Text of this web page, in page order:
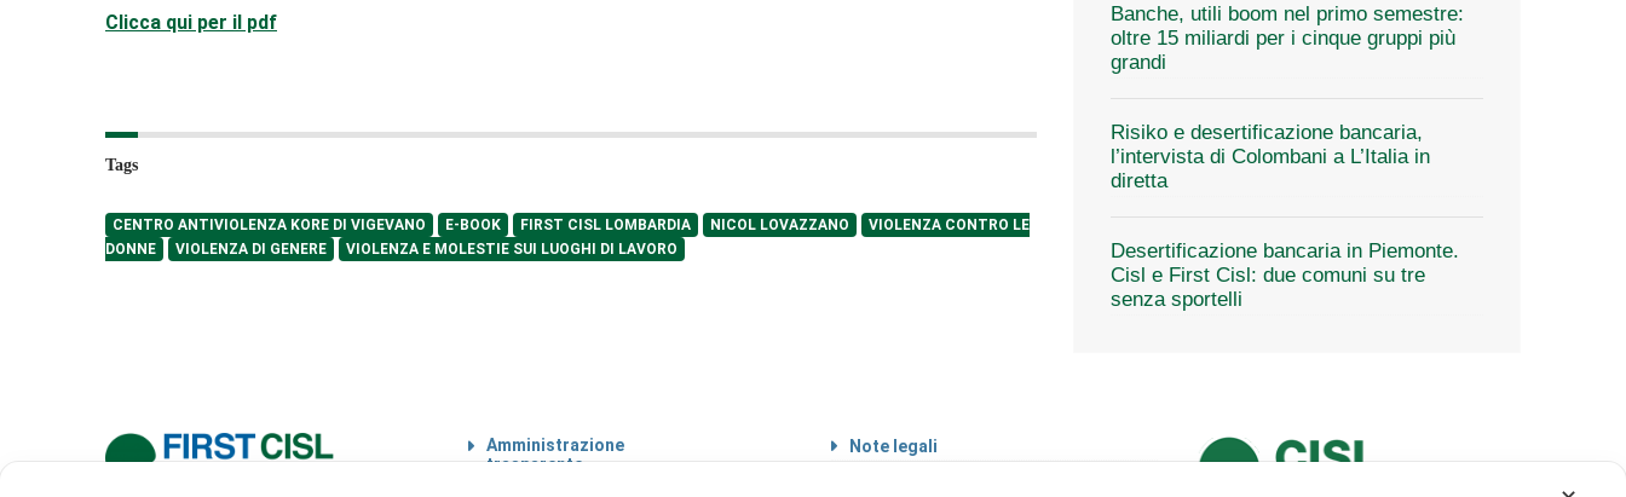
Clicca qui per il pdf
Tags
CENTRO ANTIVIOLENZA KORE DI VIGEVANO E-BOOK FIRST CISL LOMBARDIA NICOL LOVAZZANO
VIOLENZA CONTRO LE
DONNE
VIOLENZA DI GENERE VIOLENZA E MOLESTIE SUI LUOGHI DI LAVORO
Banche, utili boom nel primo semestre:
oltre 15 miliardi per i cinque gruppi più
grandi
Risiko e desertificazione bancaria,
l’intervista di Colombani a L’Italia in
diretta
Desertificazione bancaria in Piemonte.
Cisl e First Cisl: due comuni su tre
senza sportelli
Amministrazione
trasparente
Note legali